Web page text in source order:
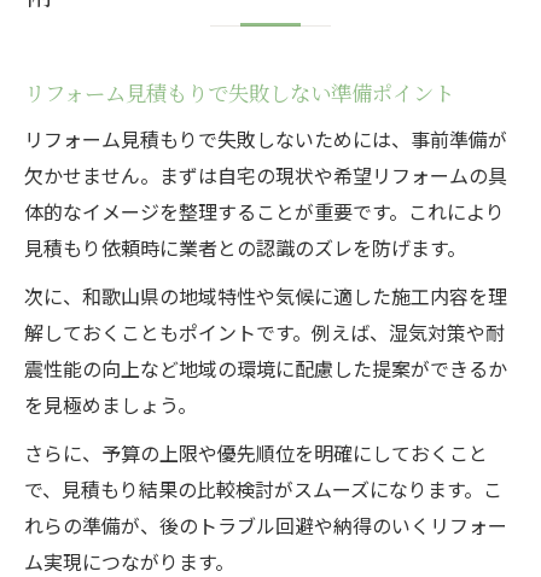
リフォーム業者の評判と口コミを賢く活用
和歌山で信頼できるリフォーム会社の特徴
地元密着型のリフォーム業者の選び方ガイ
ド
リフォーム事例から見る選定時の注意点
リフォームランキング活用で業者比較を徹
底
安心のリフォーム費用比較ポイント
リフォーム費用の相場を知り賢く比較検討
和歌山でリフォーム費用を抑えるコツ
工務店とリフォーム会社の費用差を解説
リフォーム見積もりで気をつけたい費用項
目
リフォーム見積もりで失敗しない準備ポイント
リフォーム見積もりで失敗しないためには、事前準備が
欠かせません。まずは自宅の現状や希望リフォームの具
体的なイメージを整理することが重要です。これにより
見積もり依頼時に業者との認識のズレを防げます。
次に、和歌山県の地域特性や気候に適した施工内容を理
解しておくこともポイントです。例えば、湿気対策や耐
震性能の向上など地域の環境に配慮した提案ができるか
を見極めましょう。
さらに、予算の上限や優先順位を明確にしておくこと
で、見積もり結果の比較検討がスムーズになります。こ
れらの準備が、後のトラブル回避や納得のいくリフォー
ム実現につながります。